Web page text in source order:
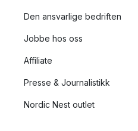
Den ansvarlige bedriften
Jobbe hos oss
Affiliate
Presse & Journalistikk
Nordic Nest outlet